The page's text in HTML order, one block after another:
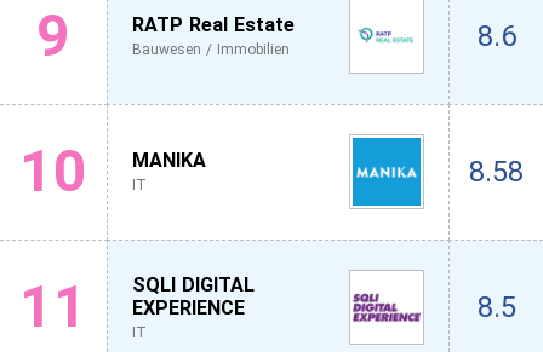
9 RATP Real Estate
Bauwesen / Immobilien 8.6
10 MANIKA
IT 8.58
11
SQLI DIGITAL
EXPERIENCE
IT
8.5